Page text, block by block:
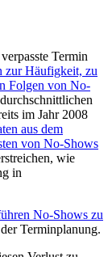
Termin
zur Häufigkeit, zu
Folgen von No-
im Jahr 2008
aus dem
von No-Shows
wie
in
No-Shows zu
Terminplanung.